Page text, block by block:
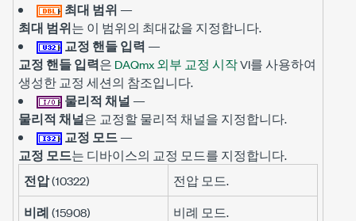
최대 범위 —
최대 범위는 이 범위의 최대값을 지정합니다.
교정 핸들 입력 —
교정 핸들 입력은 DAQmx 외부 교정 시작VI를 사용하여
생성한 교정 세션의 참조입니다.
물리적 채널 —
물리적 채널은 교정할 물리적 채널을 지정합니다.
교정 모드—
교정 모드는 디바이스의 교정 모드를 지정합니다.
전압(10322)
전압 모드.
비례(15908) 비례 모드.